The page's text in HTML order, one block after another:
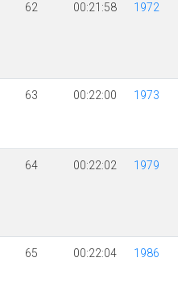
62 00:21:58 1972
63 00:22:00 1973
64 00:22:02 1979
65 00:22:04 1986